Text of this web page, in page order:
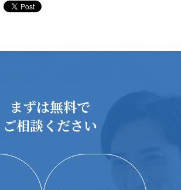
まずは無料で
ご相談ください